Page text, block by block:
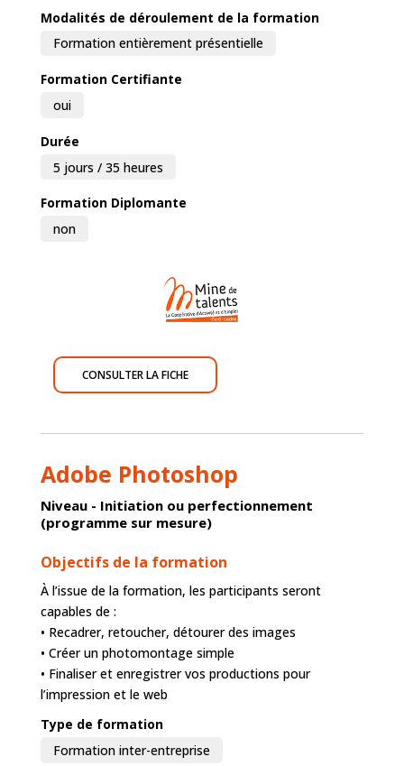
Modalités de déroulement de la formation
Formation entièrement présentielle
Formation Certifiante
oui
Durée
5 jours / 35 heures
Formation Diplomante
non
CONSULTER LA FICHE
Adobe Photoshop
Niveau - Initiation ou perfectionnement
(programme sur mesure)
Objectifs de la formation
À l’issue de la formation, les participants seront
capables de :
• Recadrer, retoucher, détourer des images
• Créer un photomontage simple
• Finaliser et enregistrer vos productions pour
l’impression et le web
Type de formation
Formation inter-entreprise